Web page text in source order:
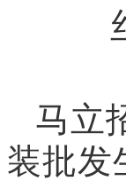
马立
装批发